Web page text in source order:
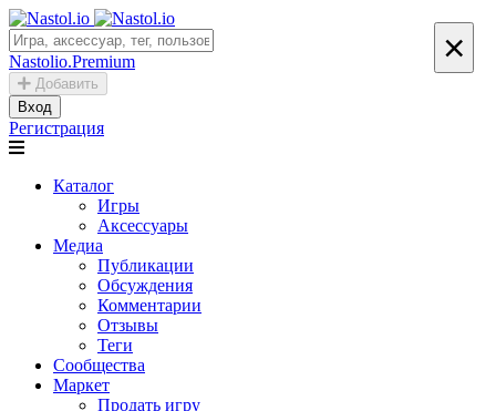
Nastolio.Premium
Добавить
Вход
Регистрация
Каталог
Игры
Аксессуары
Медиа
Публикации
Обсуждения
Комментарии
Отзывы
Теги
Сообщества
Маркет
Продать игру
×